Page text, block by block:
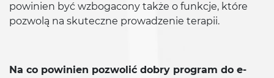
powinien być wzbogacony także o funkcje, które
pozwolą na skuteczne prowadzenie terapii.
Na co powinien pozwolić dobry program do e-